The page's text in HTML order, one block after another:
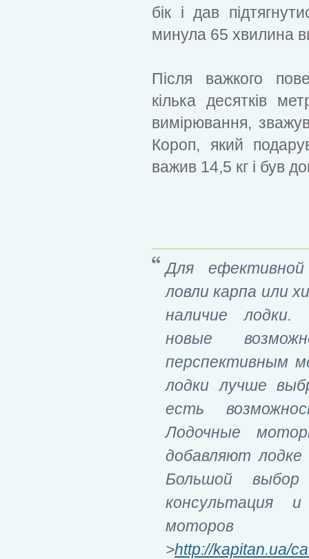
бік і дав
минула 65 хвилина
Після важкого
кілька десятків
вимірювання,
Короп, який
важив 14,5 кг і був
Для
ловли карпа или
наличие
новые
перспективным
лодки лучше
есть
Лодочные
добавляют лодке
Большой выбор
консультация
>http://kapitan.ua/